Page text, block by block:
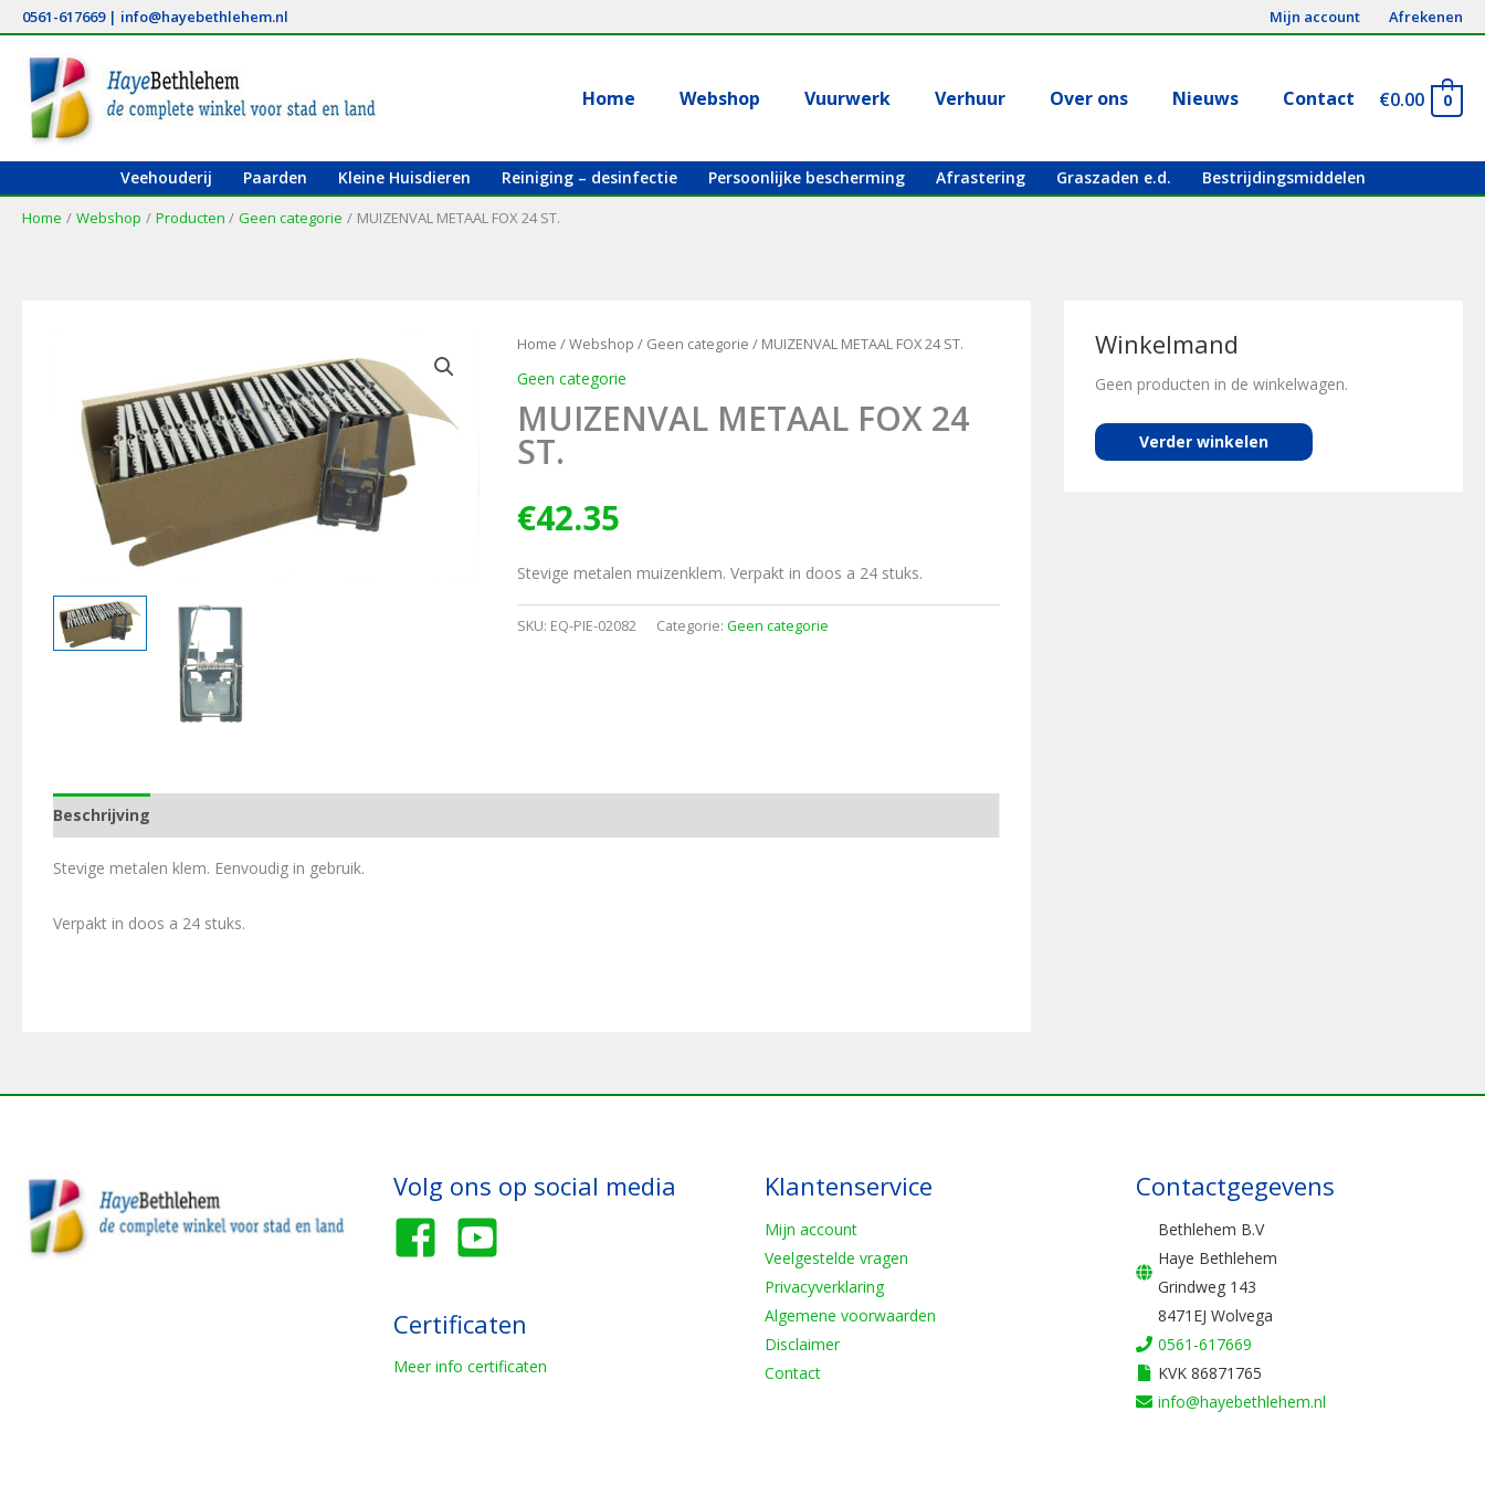
naar
inhoud
0561-617669| info@hayebethlehem.nl Mijn account Afrekenen
Home Webshop Vuurwerk Verhuur Over ons Nieuws Contact €0.00 0
Veehouderij Paarden Kleine Huisdieren Reiniging – desinfectie Persoonlijke bescherming Afrastering Graszaden e.d. Bestrijdingsmiddelen
Home Webshop Producten Geen categorie MUIZENVAL METAAL FOX 24 ST.
Home /Webshop / Geen categorie / MUIZENVAL METAAL FOX 24 ST.
Geen categorie
MUIZENVAL METAAL FOX 24
ST.
€42.35
Stevige metalen muizenklem. Verpakt in doos a 24 stuks.
SKU: EQ-PIE-02082 Categorie: Geen categorie
Beschrijving
Stevige metalen klem. Eenvoudig in gebruik.
Verpakt in doos a 24 stuks.
Winkelmand
Geen producten in de winkelwagen.
Verder winkelen
Volg ons op social media
Certificaten
Meer info certificaten
Klantenservice
Mijn account
Veelgestelde vragen
Privacyverklaring
Algemene voorwaarden
Disclaimer
Contact
Contactgegevens
Bethlehem B.V
Haye Bethlehem
Grindweg 143
8471EJ Wolvega
0561-617669
KVK 86871765
info@hayebethlehem.nl